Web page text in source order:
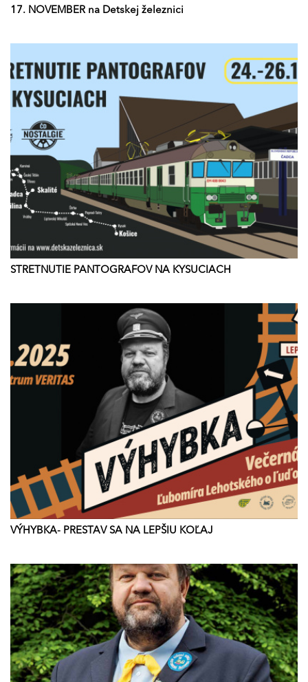
17. NOVEMBER na Detskej železnici
STRETNUTIE PANTOGRAFOV NA KYSUCIACH
VÝHYBKA- PRESTAV SA NA LEPŠIU KOĽAJ